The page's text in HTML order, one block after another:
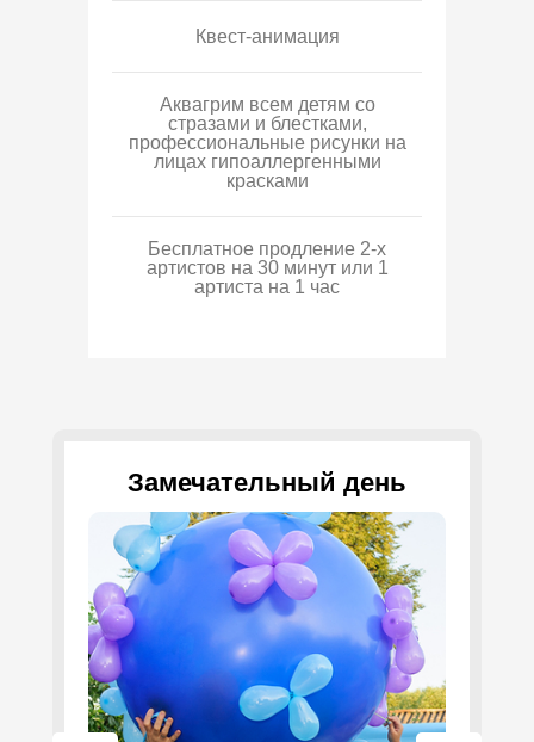
Квест-анимация
Аквагрим всем детям со
стразами и блестками,
профессиональные рисунки на
лицах гипоаллергенными
красками
Бесплатное продление 2-х
артистов на 30 минут или 1
артиста на 1 час
Замечательный день